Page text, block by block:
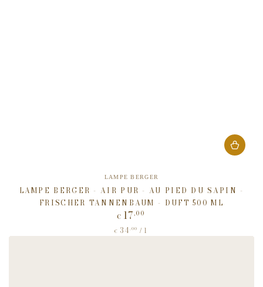
Verkäufer/in:
LAMPE BERGER
LAMPE BERGER - AIR PUR - AU PIED DU SAPIN -
FRISCHER TANNENBAUM - DUFT 500 ML
Regulärer
Preis
€ 17,00
Stückpreis
€ 34,00 / pro
l